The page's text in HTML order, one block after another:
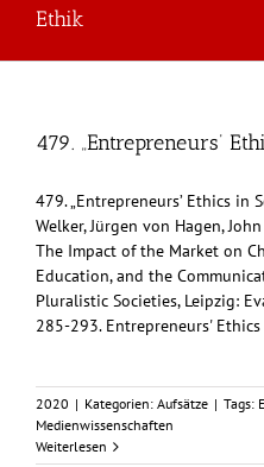
Ethik
479. „Entrepreneurs’
479. „Entrepreneurs’ Ethics in
Welker, Jürgen von Hagen,
The Impact of the Market on
Education, and the
Pluralistic Societies, Leipzig:
285-293. Entrepreneurs'
2020 | Kategorien: Aufsätze | Tags:
Medienwissenschaften
Weiterlesen